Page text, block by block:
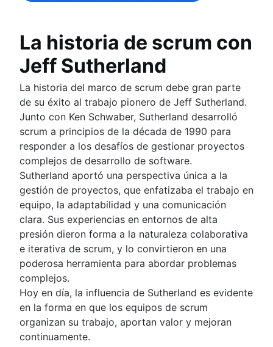
La historia de scrum con
Jeff Sutherland
La historia del marco de scrum debe gran parte
de su éxito al trabajo pionero de Jeff Sutherland.
Junto con Ken Schwaber, Sutherland desarrolló
scrum a principios de la década de 1990 para
responder a los desafíos de gestionar proyectos
complejos de desarrollo de software.
Sutherland aportó una perspectiva única a la
gestión de proyectos, que enfatizaba el trabajo en
equipo, la adaptabilidad y una comunicación
clara. Sus experiencias en entornos de alta
presión dieron forma a la naturaleza colaborativa
e iterativa de scrum, y lo convirtieron en una
poderosa herramienta para abordar problemas
complejos.
Hoy en día, la influencia de Sutherland es evidente
en la forma en que los equipos de scrum
organizan su trabajo, aportan valor y mejoran
continuamente.